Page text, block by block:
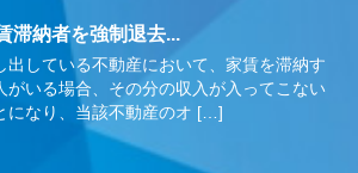
滞納者を強制退去...
出している不動産において、家賃を滞納す
がいる場合、その分の収入が入ってこない
になり、当該不動産のオ […]